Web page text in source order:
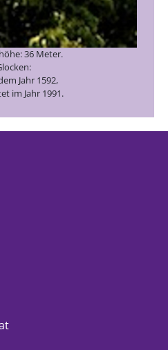
36 Meter.
Jahr 1592,
im Jahr 1991.